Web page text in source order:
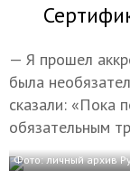
— Я прошел
была
сказали: «Пока
обязательным
Фото: личный архив